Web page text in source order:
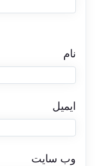
نام
ایمیل
وب‌ سایت